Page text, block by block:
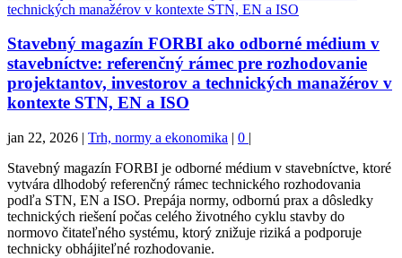
Stavebný magazín FORBI ako odborné médium v
stavebníctve: referenčný rámec pre rozhodovanie
projektantov, investorov a technických manažérov v
kontexte STN, EN a ISO
jan 22, 2026 | Trh, normy a ekonomika | 0 |
Stavebný magazín FORBI je odborné médium v stavebníctve, ktoré
vytvára dlhodobý referenčný rámec technického rozhodovania
podľa STN, EN a ISO. Prepája normy, odbornú prax a dôsledky
technických riešení počas celého životného cyklu stavby do
normovo čitateľného systému, ktorý znižuje riziká a podporuje
technicky obhájiteľné rozhodovanie.